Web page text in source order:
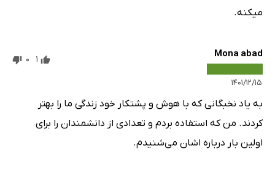
میکنه.
Mona abad
۱۴۰۱/۱۲/۱۵
1
0
به یاد نخبگانی که با هوش و پشتکار خود زندگی ما را بهتر
کردند. من که استفاده بردم و تعدادی از دانشمندان را برای
اولین بار درباره اشان می‌شنیدم.